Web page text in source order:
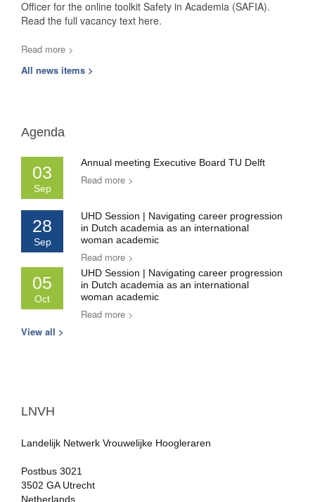
Officer for the online toolkit Safety in Academia (SAFIA).
Read the full vacancy text here.
Read more >
All news items >
Agenda
03
Sep
Annual meeting Executive Board TU Delft
Read more >
28
Sep
UHD Session | Navigating career progression
in Dutch academia as an international
woman academic
Read more >
05
Oct
UHD Session | Navigating career progression
in Dutch academia as an international
woman academic
Read more >
View all >
LNVH
Landelijk Netwerk Vrouwelijke Hoogleraren
Postbus 3021
3502 GA Utrecht
Netherlands